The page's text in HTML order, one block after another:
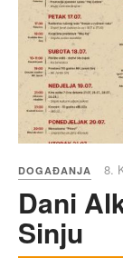
DOGAĐANJA 8.
Dani
Sinju